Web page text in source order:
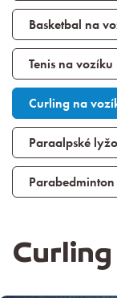
Basketbal na
Tenis na vozíku
Curling na
Paraalpské
Parabedminton